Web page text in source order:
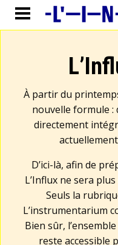
À partir du
nouvelle formule :
directement
D’ici-là, afin de
L’Influx ne sera
Seuls la
L’instrumentarium
Bien sûr,
reste accessible